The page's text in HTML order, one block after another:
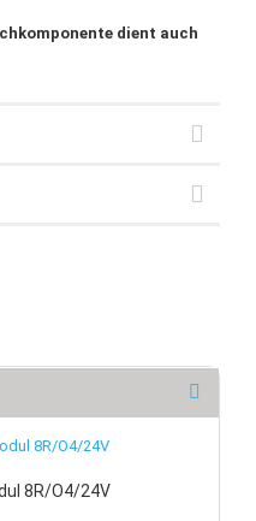
dient auch
8R/O4/24V